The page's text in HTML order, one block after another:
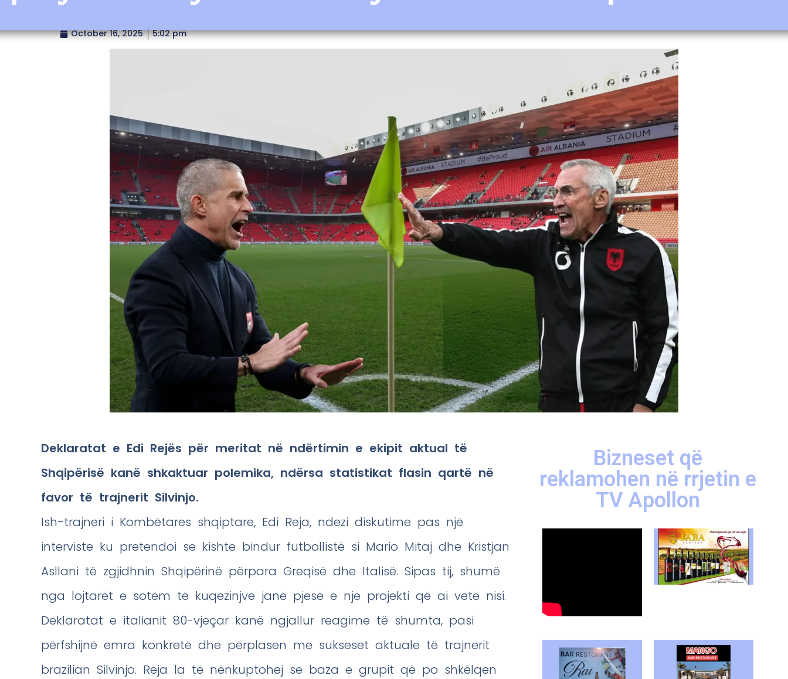
October 16, 2025 5:02 pm
Deklaratat e Edi Rejës për meritat në ndërtimin e ekipit aktual të
Shqipërisë kanë shkaktuar polemika, ndërsa statistikat flasin qartë në
favor të trajnerit Silvinjo.
Ish-trajneri i Kombëtares shqiptare, Edi Reja, ndezi diskutime pas një
interviste ku pretendoi se kishte bindur futbollistë si Mario Mitaj dhe Kristjan
Asllani të zgjidhnin Shqipërinë përpara Greqisë dhe Italisë. Sipas tij, shumë
nga lojtarët e sotëm të kuqezinjve janë pjesë e një projekti që ai vetë nisi.
Deklaratat e italianit 80-vjeçar kanë ngjallur reagime të shumta, pasi
përfshijnë emra konkretë dhe përplasen me sukseset aktuale të trajnerit
brazilian Silvinjo. Reja la të nënkuptohej se baza e grupit që po shkëlqen
Bizneset që
reklamohen në rrjetin e
TV Apollon